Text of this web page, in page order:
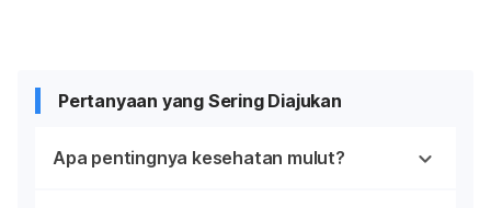
Pertanyaan yang Sering Diajukan
Apa pentingnya kesehatan mulut?